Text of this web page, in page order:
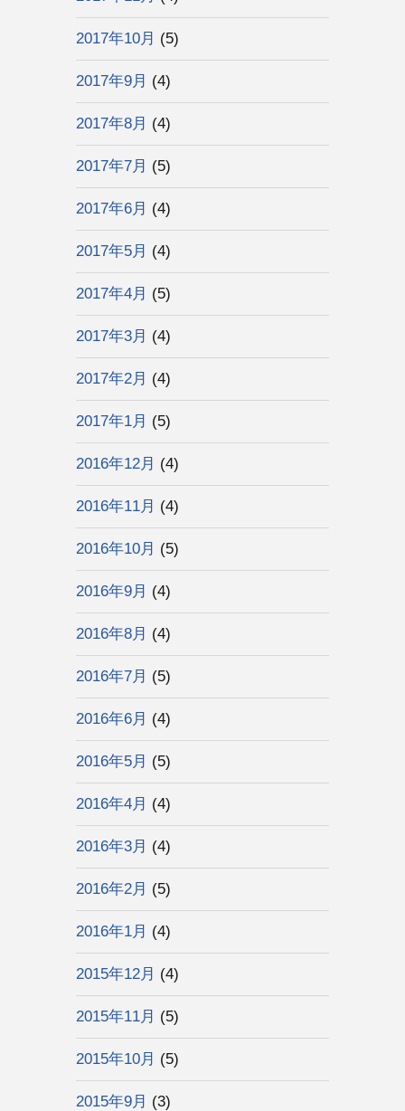
2017年10月 (5)
2017年9月 (4)
2017年8月 (4)
2017年7月 (5)
2017年6月 (4)
2017年5月 (4)
2017年4月 (5)
2017年3月 (4)
2017年2月 (4)
2017年1月 (5)
2016年12月 (4)
2016年11月 (4)
2016年10月 (5)
2016年9月 (4)
2016年8月 (4)
2016年7月 (5)
2016年6月 (4)
2016年5月 (5)
2016年4月 (4)
2016年3月 (4)
2016年2月 (5)
2016年1月 (4)
2015年12月 (4)
2015年11月 (5)
2015年10月 (5)
2015年9月 (3)